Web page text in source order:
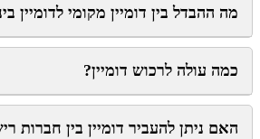
מה ההבדל בין דומיין מקומי לדומיין
כמה עולה לרכוש דומיין?
האם ניתן להעביר דומיין בין חברות